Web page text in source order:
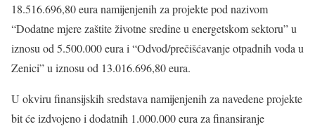
18.516.696,80 eura namijenjenih za projekte pod nazivom
“Dodatne mjere zaštite životne sredine u energetskom sektoru” u
iznosu od 5.500.000 eura i “Odvod/prečišćavanje otpadnih voda u
Zenici” u iznosu od 13.016.696,80 eura.
U okviru finansijskih sredstava namijenjenih za navedene projekte
bit će izdvojeno i dodatnih 1.000.000 eura za finansiranje